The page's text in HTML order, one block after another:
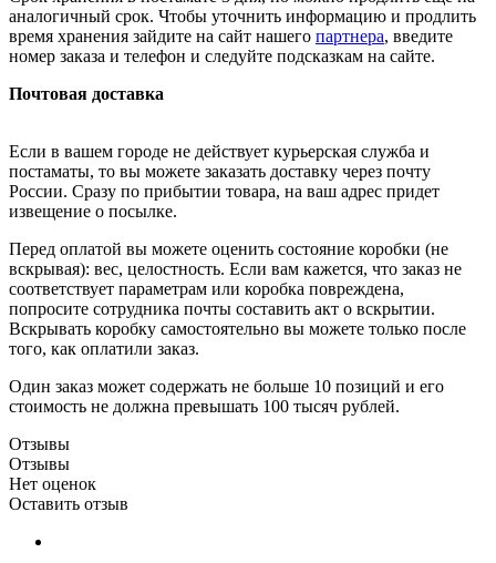
аналогичный срок. Чтобы уточнить информацию и продлить
время хранения зайдите на сайт нашего партнера, введите
номер заказа и телефон и следуйте подсказкам на сайте.
Почтовая доставка
Если в вашем городе не действует курьерская служба и
постаматы, то вы можете заказать доставку через почту
России. Сразу по прибытии товара, на ваш адрес придет
извещение о посылке.
Перед оплатой вы можете оценить состояние коробки (не
вскрывая): вес, целостность. Если вам кажется, что заказ не
соответствует параметрам или коробка повреждена,
попросите сотрудника почты составить акт о вскрытии.
Вскрывать коробку самостоятельно вы можете только после
того, как оплатили заказ.
Один заказ может содержать не больше 10 позиций и его
стоимость не должна превышать 100 тысяч рублей.
Отзывы
Отзывы
Нет оценок
Оставить отзыв